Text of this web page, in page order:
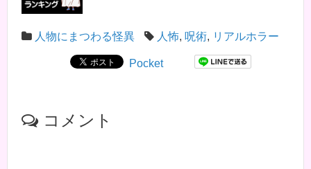
人物にまつわる怪異 人怖, 呪術, リアルホラー
Pocket
コメント